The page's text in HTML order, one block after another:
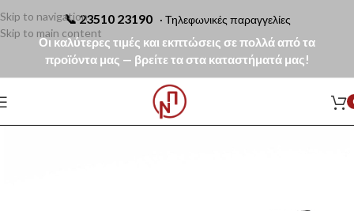
📞23510 23190 · Τηλεφωνικές παραγγελίες
Οι καλύτερες τιμές και εκπτώσεις σε πολλά από τα
προϊόντα μας — βρείτε τα στα καταστήματά μας!
Skip to navigation
Skip to main content